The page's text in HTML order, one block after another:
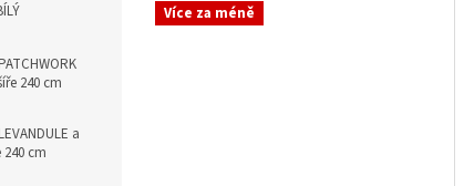
240 cm
a
240 cm
Více za méně